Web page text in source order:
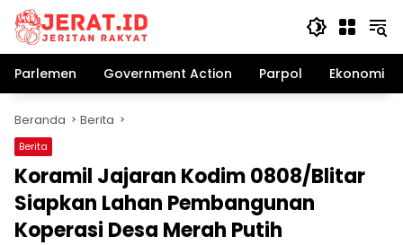
Langsung
konten
Parlemen
Government Action Parpol Ekonomi
Beranda Berita
Berita
Koramil Jajaran Kodim 0808/Blitar
Siapkan Lahan Pembangunan
Koperasi Desa Merah Putih